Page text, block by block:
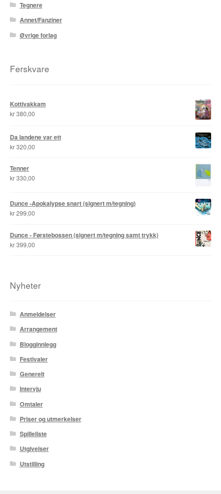
Odd Henning Skyllingstad
Ronny Haugeland
Rune Borvik
Sven Tveit / Jarle Grinde
Thomas Falla Eriksen
Tor Ærlig
Trond Ivar Hansen
Til kassen
Bekreft din ordre
Ordrebekreftelse
Your Account
Tegnere
Annet/Fanziner
Øvrige forlag
Ferskvare
Kottivakkam
kr380,00
Da landene var ett
kr320,00
Tenner
kr330,00
Dunce -Apokalypse snart (signert m/tegning)
kr299,00
Dunce - Førstebossen (signert m/tegning samt trykk)
kr399,00
Nyheter
Anmeldelser
Arrangement
Blogginnlegg
Festivaler
Generelt
Intervju
Omtaler
Priser og utmerkelser
Spilleliste
Utgivelser
Utstilling